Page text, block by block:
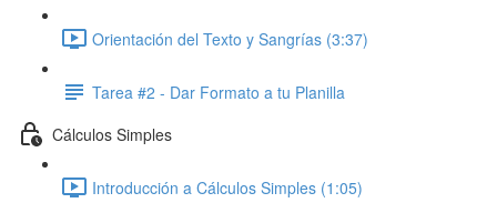
Orientación del Texto y Sangrías (3:37)
Tarea #2 - Dar Formato a tu Planilla
Cálculos Simples
Introducción a Cálculos Simples (1:05)